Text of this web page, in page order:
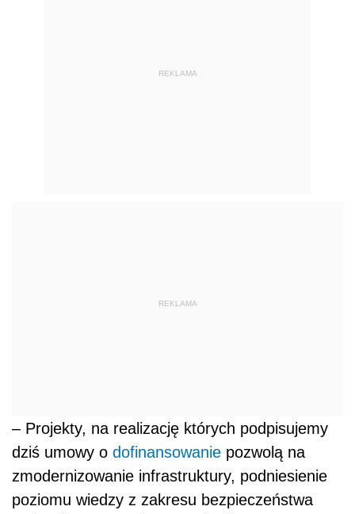
REKLAMA
REKLAMA
– Projekty, na realizację których podpisujemy
dziś umowy o dofinansowanie pozwolą na
zmodernizowanie infrastruktury, podniesienie
poziomu wiedzy z zakresu bezpieczeństwa